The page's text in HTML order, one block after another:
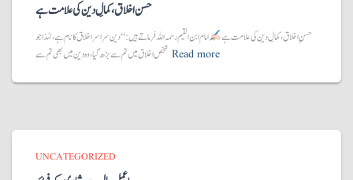
حسن اخلاق،کمالِ دین کی علامت ہے
حسنِ اخلاق، کمالِ دین کی علامت ہے
امام ابن القیم رحمہ اللہ فرماتے ہیں:“دین سراسر اخلاق کا نام ہے، لہٰذا جو
شخص اخلاق میں تم سے بڑھ گیا، وہ دین میں بھی تم سے Read more
UNCATEGORIZED